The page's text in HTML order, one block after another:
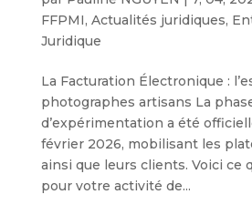
FFPMI, Actualités juridiques,
Juridique
La Facturation Électronique :
photographes artisans La
d’expérimentation a été
février 2026, mobilisant les
ainsi que leurs clients. Voici ce
pour votre activité de...